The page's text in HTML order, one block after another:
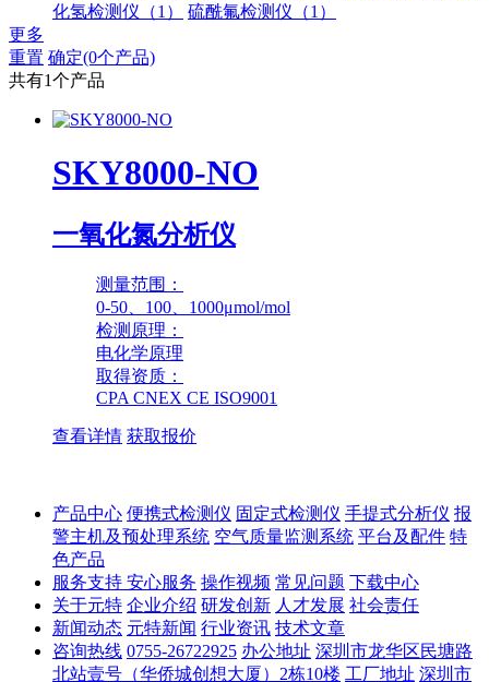
化氢检测仪（1）
硫酰氟检测仪（1）
更多
重置 确定(0个产品)
共有1个产品
SKY8000-NO
一氧化氮分析仪
测量范围：
0-50、100、1000μmol/mol
检测原理：
电化学原理
取得资质：
CPA CNEX CE ISO9001
查看详情 获取报价
产品中心 便携式检测仪 固定式检测仪 手提式分析仪 报
警主机及预处理系统 空气质量监测系统 平台及配件 特
色产品
服务支持 安心服务 操作视频 常见问题 下载中心
关于元特 企业介绍 研发创新 人才发展 社会责任
新闻动态 元特新闻 行业资讯 技术文章
咨询热线 0755-26722925 办公地址 深圳市龙华区民塘路
北站壹号（华侨城创想大厦）2栋10楼 工厂地址 深圳市